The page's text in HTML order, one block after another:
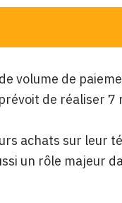
volume de
de réaliser
achats sur leur
un rôle majeur